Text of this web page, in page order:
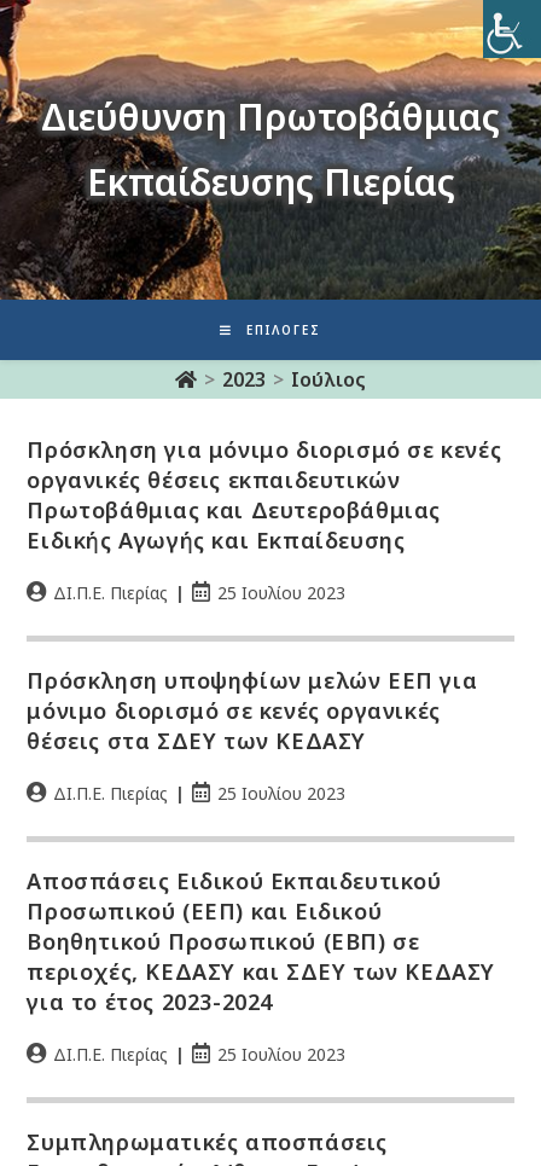
Διεύθυνση Πρωτοβάθμιας
Εκπαίδευσης Πιερίας
ΕΠΙΛΟΓΈΣ
> 2023 > Ιούλιος
Πρόσκληση για μόνιμο διορισμό σε κενές
οργανικές θέσεις εκπαιδευτικών
Πρωτοβάθμιας και Δευτεροβάθμιας
Ειδικής Αγωγής και Εκπαίδευσης
ΔΙ.Π.Ε. Πιερίας 25 Ιουλίου 2023
Πρόσκληση υποψηφίων μελών ΕΕΠ για
μόνιμο διορισμό σε κενές οργανικές
θέσεις στα ΣΔΕΥ των ΚΕΔΑΣΥ
ΔΙ.Π.Ε. Πιερίας 25 Ιουλίου 2023
Αποσπάσεις Ειδικού Εκπαιδευτικού
Προσωπικού (ΕΕΠ) και Ειδικού
Βοηθητικού Προσωπικού (ΕΒΠ) σε
περιοχές, ΚΕΔΑΣΥ και ΣΔΕΥ των ΚΕΔΑΣΥ
για το έτος 2023-2024
ΔΙ.Π.Ε. Πιερίας 25 Ιουλίου 2023
Συμπληρωματικές αποσπάσεις